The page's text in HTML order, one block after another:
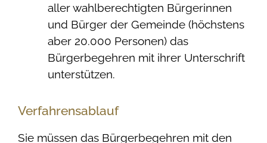
aller wahlberechtigten Bürgerinnen
und Bürger der Gemeinde (höchstens
aber 20.000 Personen) das
Bürgerbegehren mit ihrer Unterschrift
unterstützen.
Verfahrensablauf
Sie müssen das Bürgerbegehren mit den